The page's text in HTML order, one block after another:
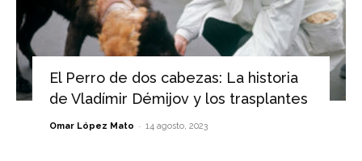
El Perro de dos cabezas: La historia
de Vladímir Démijov y los trasplantes
Omar López Mato - 14 agosto, 2023